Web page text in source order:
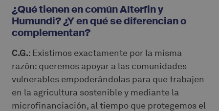
¿Qué tienen en común Alterfin y
Humundi? ¿Y en qué se diferencian o
complementan?
C.G.: Existimos exactamente por la misma
razón: queremos apoyar a las comunidades
vulnerables empoderándolas para que trabajen
en la agricultura sostenible y mediante la
microfinanciación, al tiempo que protegemos el